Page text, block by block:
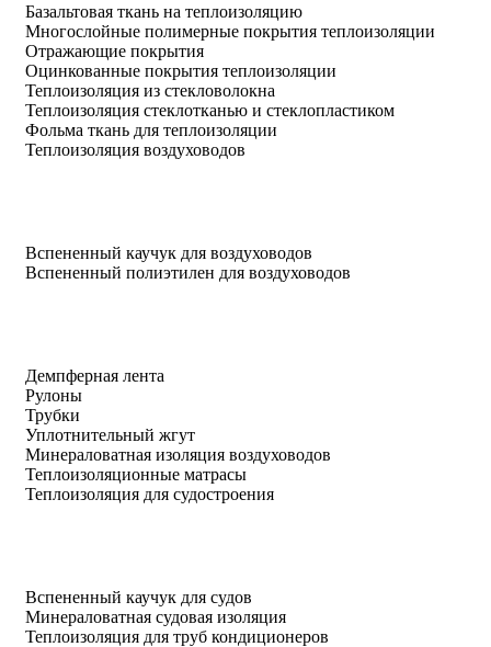
Базальтовая ткань на теплоизоляцию
Многослойные полимерные покрытия теплоизоляции
Отражающие покрытия
Оцинкованные покрытия теплоизоляции
Теплоизоляция из стекловолокна
Теплоизоляция стеклотканью и стеклопластиком
Фольма ткань для теплоизоляции
Теплоизоляция воздуховодов
Вспененный каучук для воздуховодов
Вспененный полиэтилен для воздуховодов
Демпферная лента
Рулоны
Трубки
Уплотнительный жгут
Минераловатная изоляция воздуховодов
Теплоизоляционные матрасы
Теплоизоляция для судостроения
Вспененный каучук для судов
Минераловатная судовая изоляция
Теплоизоляция для труб кондиционеров